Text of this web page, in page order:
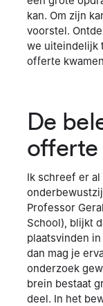
kan. Om zijn
voorstel.
we uiteindelijk
offerte
De
offerte
Ik schreef er
Professor
School), blijkt
plaatsvinden
dan mag je
onderzoek
brein bestaat
deel. In het